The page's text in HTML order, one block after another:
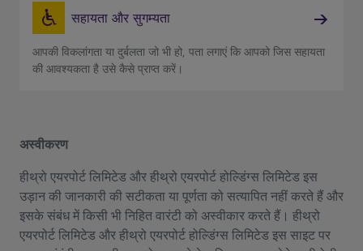
सहायता और सुगम्यता
आपकी विकलांगता या दुर्बलता जो भी हो, पता लगाएं कि आपको जिस सहायता
की आवश्यकता है उसे कैसे प्राप्त करें।
अस्वीकरण
हीथ्रो एयरपोर्ट लिमिटेड और हीथ्रो एयरपोर्ट होल्डिंग्स लिमिटेड इस
उड़ान की जानकारी की सटीकता या पूर्णता को सत्यापित नहीं करते हैं और
इसके संबंध में किसी भी निहित वारंटी को अस्वीकार करते हैं। हीथ्रो
एयरपोर्ट लिमिटेड और हीथ्रो एयरपोर्ट होल्डिंग्स लिमिटेड इस साइट पर